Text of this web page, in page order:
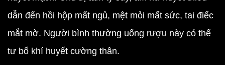
dẫn đến hồi hộp mất ngủ, mệt mỏi mất sức, tai điếc
mắt mờ. Người bình thường uống rượu này có thể
tư bổ khí huyết cường thân.